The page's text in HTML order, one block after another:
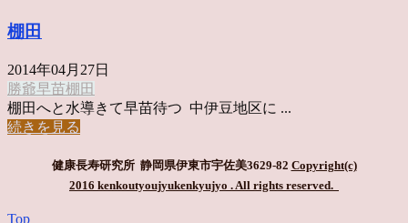
棚田
2014年04月27日
勝爺早苗棚田
棚田へと水導きて早苗待つ 中伊豆地区に ...
続きを見る
健康長寿研究所 静岡県伊東市宇佐美3629-82 Copyright(c)
2016 kenkoutyoujyukenkyujyo . All rights reserved.
Top